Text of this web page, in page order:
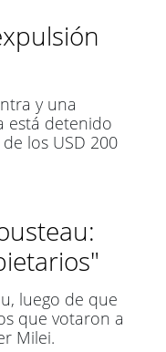
y una
está detenido
los USD 200
luego de que
que votaron a
Milei.